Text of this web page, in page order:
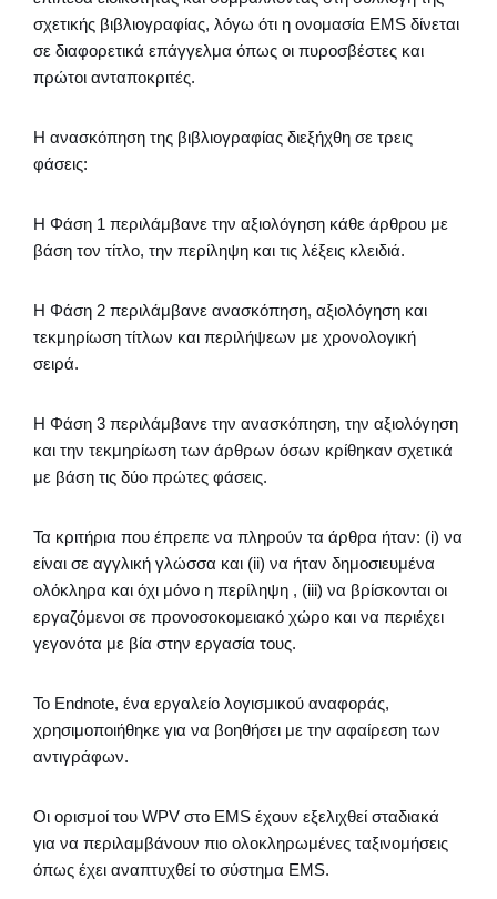
σχετικής βιβλιογραφίας, λόγω ότι η ονομασία ΕΜS δίνεται
σε διαφορετικά επάγγελμα όπως οι πυροσβέστες και
πρώτοι ανταποκριτές.
Η ανασκόπηση της βιβλιογραφίας διεξήχθη σε τρεις
φάσεις:
Η Φάση 1 περιλάμβανε την αξιολόγηση κάθε άρθρου με
βάση τον τίτλο, την περίληψη και τις λέξεις κλειδιά.
Η Φάση 2 περιλάμβανε ανασκόπηση, αξιολόγηση και
τεκμηρίωση τίτλων και περιλήψεων με χρονολογική
σειρά.
Η Φάση 3 περιλάμβανε την ανασκόπηση, την αξιολόγηση
και την τεκμηρίωση των άρθρων όσων κρίθηκαν σχετικά
με βάση τις δύο πρώτες φάσεις.
Τα κριτήρια που έπρεπε να πληρούν τα άρθρα ήταν: (i) να
είναι σε αγγλική γλώσσα και (ii) να ήταν δημοσιευμένα
ολόκληρα και όχι μόνο η περίληψη , (iii) να βρίσκονται οι
εργαζόμενοι σε προνοσοκομειακό χώρο και να περιέχει
γεγονότα με βία στην εργασία τους.
Το Endnote, ένα εργαλείο λογισμικού αναφοράς,
χρησιμοποιήθηκε για να βοηθήσει με την αφαίρεση των
αντιγράφων.
Οι ορισμοί του WPV στο EMS έχουν εξελιχθεί σταδιακά
για να περιλαμβάνουν πιο ολοκληρωμένες ταξινομήσεις
όπως έχει αναπτυχθεί το σύστημα EMS.